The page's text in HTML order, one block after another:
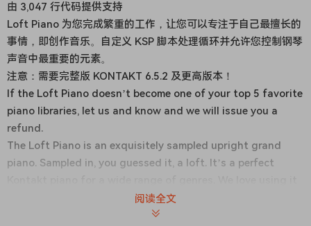
由 3,047 行代码提供支持
Loft Piano 为您完成繁重的工作，让您可以专注于自己最擅长的
事情，即创作音乐。自定义 KSP 脚本处理循环并允许您控制钢琴
声音中最重要的元素。
注意：需要完整版 KONTAKT 6.5.2 及更高版本！
If the Loft Piano doesn’t become one of your top 5 favorite
piano libraries, let us and know and we will issue you a
refund.
The Loft Piano is an exquisitely sampled upright grand
piano. Sampled in, you guessed it, a loft. It’s a perfect
for bedroom pop (Billie Eilish vibes anyone?) as well as
Future Bass, House, Hip Hop, and of course, Film Score.
阅读全文